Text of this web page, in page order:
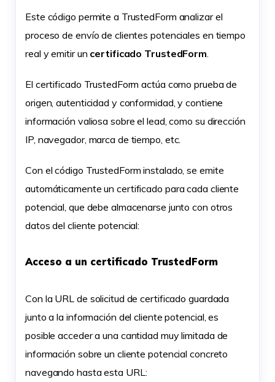
Este código permite a TrustedForm analizar el
proceso de envío de clientes potenciales en tiempo
real y emitir un certificado TrustedForm.
El certificado TrustedForm actúa como prueba de
origen, autenticidad y conformidad, y contiene
información valiosa sobre el lead, como su dirección
IP, navegador, marca de tiempo, etc.
Con el código TrustedForm instalado, se emite
automáticamente un certificado para cada cliente
potencial, que debe almacenarse junto con otros
datos del cliente potencial:
Acceso a un certificado TrustedForm
Con la URL de solicitud de certificado guardada
junto a la información del cliente potencial, es
posible acceder a una cantidad muy limitada de
información sobre un cliente potencial concreto
navegando hasta esta URL: